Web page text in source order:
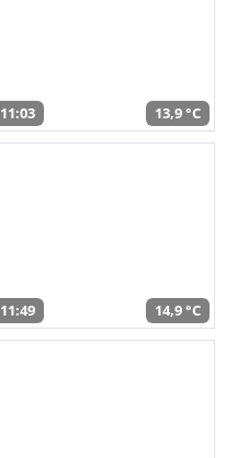
11:03 13,9 °C
11:49 14,9 °C